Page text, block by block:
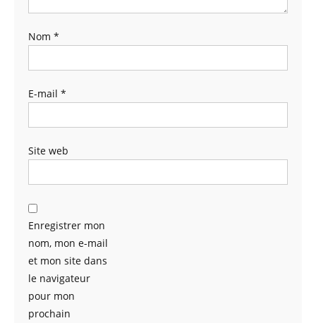
Nom *
E-mail *
Site web
Enregistrer mon
nom, mon e-mail
et mon site dans
le navigateur
pour mon
prochain